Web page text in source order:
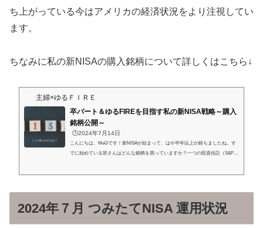
ち上がっている今はアメリカの経済状況をより注視してい
ます。
ちなみに私の新NISAの購入銘柄について詳しくはこちら↓
主婦×ゆるＦＩＲＥ
卒パート＆ゆるFIREを目指す私の新NISA戦略～購入
銘柄公開～
🕒️2024年7月14日
こんにちは、MeGです！新NISAが始まって、はや半年以上が経ちましたね。す
でに始めている皆さんはどんな銘柄を買っていますか？一つの投資信託（S&P50
ート＆ゆるFIREを目指す私の新NISA戦略と、実際に購入している銘柄をご紹介
します。 MeG私（MeG）について詳しくはこちらをご覧ください！楽天RO...
2024年７月 つみたてNISA 運用状況